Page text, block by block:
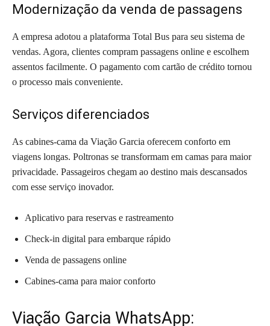
Modernização da venda de passagens
A empresa adotou a plataforma Total Bus para seu sistema de
vendas. Agora, clientes compram passagens online e escolhem
assentos facilmente. O pagamento com cartão de crédito tornou
o processo mais conveniente.
Serviços diferenciados
As cabines-cama da Viação Garcia oferecem conforto em
viagens longas. Poltronas se transformam em camas para maior
privacidade. Passageiros chegam ao destino mais descansados
com esse serviço inovador.
Aplicativo para reservas e rastreamento
Check-in digital para embarque rápido
Venda de passagens online
Cabines-cama para maior conforto
Viação Garcia WhatsApp: